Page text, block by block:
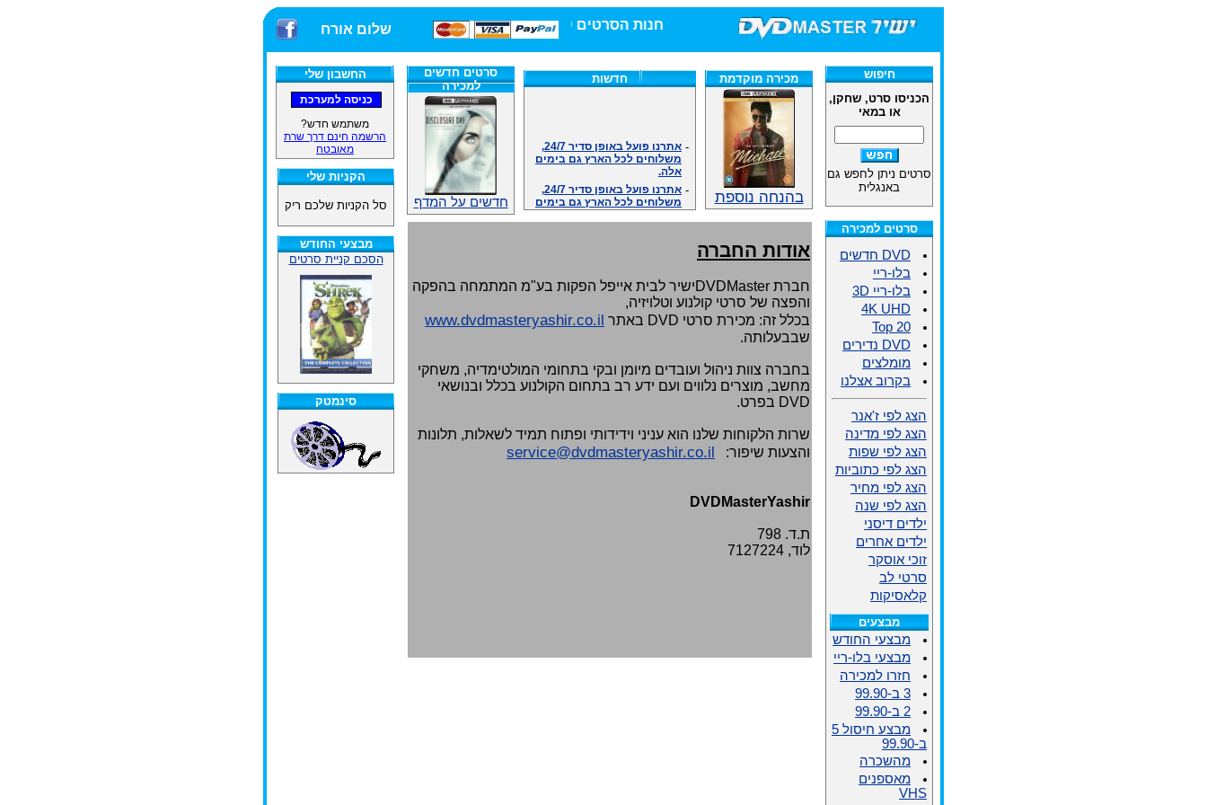
חנות הסרטים DVD/בלו-ריי/3D הגדולה ביותר! שלום אורח
החשבון שלי
משתמש חדש?
הרשמה חינם דרך שרת
מאובטח
הקניות שלי
סל הקניות שלכם ריק
מבצעי החודש
הסכם קניית סרטים
סינמטק
מכירה מוקדמת
בהנחה נוספת
חדשות
משלוחים לכל הארץ גם בימים
אלה.
משלוחים לכל הארץ גם בימים
אלה.
- צוות דיוידי מאסטר ישיר.
- זמינים במייל ובטלפון. האתר
לרשותכם פעיל 24/7
במענה הטלפוני שלנו.ובמייל
.האתר לרשותכם 24/7
סרטים חדשים
למכירה
חדשים על המדף
אודות החברה
חברת DVDMasterישיר לבית אייפל הפקות בע"מ המתמחה בהפקה
והפצה של סרטי קולנוע וטלויזיה,
בכלל זה: מכירת סרטי DVD באתר
www.dvdmasteryashir.co.il
שבבעלותה.
בחברה צוות ניהול ועובדים מיומן ובקי בתחומי המולטימדיה, משחקי
מחשב, מוצרים נלווים ועם ידע רב בתחום הקולנוע בכלל ובנושאי
DVD בפרט.
שרות הלקוחות שלנו הוא עניני וידידותי ופתוח תמיד לשאלות, תלונות
והצעות שיפור:
service@dvdmasteryashir.co.il
DVDMasterYashir
ת.ד. 798
לוד, 7127224
חיפוש
הכניסו סרט, שחקן,
או במאי
סרטים ניתן לחפש גם
באנגלית
סרטים למכירה
DVD חדשים
בלו-ריי
בלו-ריי 3D
4K UHD
Top 20
DVD נדירים
מומלצים
בקרוב אצלנו
הצג לפי ז'אנר
הצג לפי מדינה
הצג לפי שפות
הצג לפי כתוביות
הצג לפי מחיר
הצג לפי שנה
ילדים דיסני
ילדים אחרים
זוכי אוסקר
סרטי לב
קלאסיקות
מבצעים
מבצעי החודש
מבצעי בלו-ריי
חזרו למכירה
3 ב-99.90
2 ב-99.90
מבצע חיסול 5
ב-99.90
מהשכרה
מאספנים
VHS